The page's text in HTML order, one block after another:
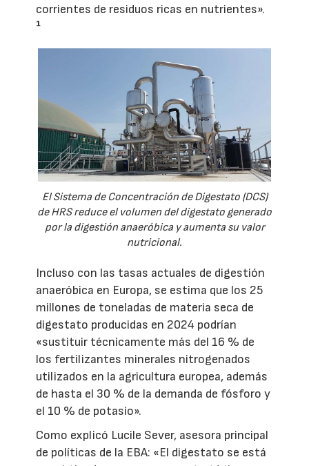
corrientes de residuos ricas en nutrientes».
¹
El Sistema de Concentración de Digestato (DCS)
de HRS reduce el volumen del digestato generado
por la digestión anaeróbica y aumenta su valor
nutricional.
Incluso con las tasas actuales de digestión
anaeróbica en Europa, se estima que los 25
millones de toneladas de materia seca de
digestato producidas en 2024 podrían
«sustituir técnicamente más del 16 % de
los fertilizantes minerales nitrogenados
utilizados en la agricultura europea, además
de hasta el 30 % de la demanda de fósforo y
el 10 % de potasio».
Como explicó Lucile Sever, asesora principal
de políticas de la EBA: «El digestato se está